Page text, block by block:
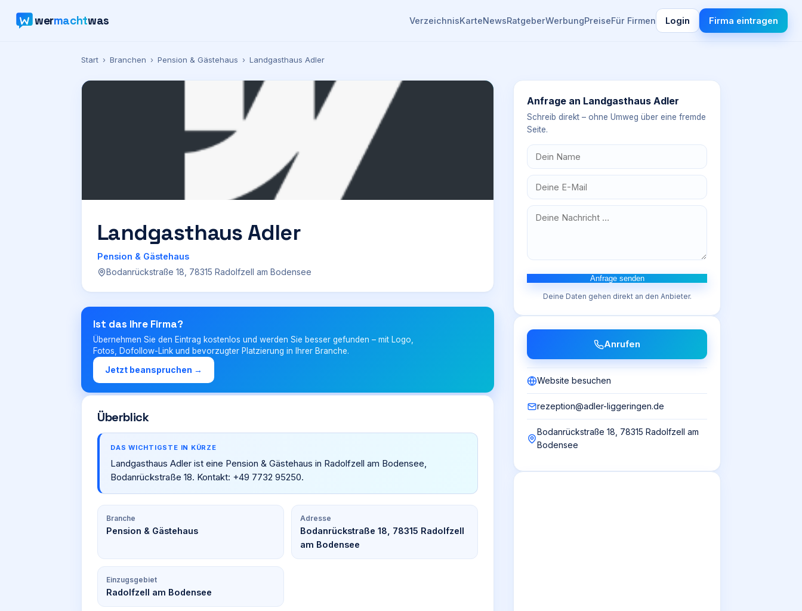
wermachtwas VerzeichnisKarteNewsRatgeberWerbungPreiseFür Firmen Login Firma eintragen
Start › Branchen › Pension & Gästehaus › Landgasthaus Adler
Landgasthaus Adler
Pension & Gästehaus
Bodanrückstraße 18, 78315 Radolfzell am Bodensee
Ist das Ihre Firma?
Übernehmen Sie den Eintrag kostenlos und werden Sie besser gefunden – mit Logo,
Fotos, Dofollow-Link und bevorzugter Platzierung in Ihrer Branche.
Jetzt beanspruchen →
Überblick
DAS WICHTIGSTE IN KÜRZE
Landgasthaus Adler ist eine Pension & Gästehaus in Radolfzell am Bodensee,
Bodanrückstraße 18. Kontakt: +49 7732 95250.
Branche
Pension & Gästehaus
Adresse
Bodanrückstraße 18, 78315 Radolfzell
am Bodensee
Einzugsgebiet
Radolfzell am Bodensee
Anfrage an Landgasthaus Adler
Schreib direkt – ohne Umweg über eine fremde
Seite.
Anfrage senden
Deine Daten gehen direkt an den Anbieter.
Anrufen
Website besuchen
rezeption@adler-liggeringen.de
Bodanrückstraße 18, 78315 Radolfzell am
Bodensee